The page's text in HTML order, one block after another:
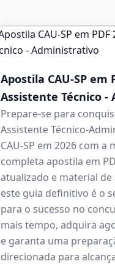
Apostila CAU-SP em
Assistente Técnico
Prepare-se para
Assistente Técnico-
CAU-SP em 2026 com a
completa apostila em
atualizado e material de
este guia definitivo é o
para o sucesso no
mais tempo, adquira
e garanta uma
direcionada para